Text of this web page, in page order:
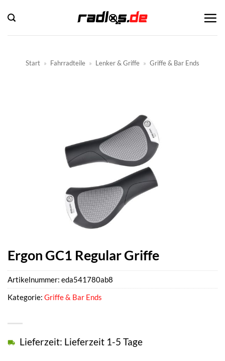
Inhalt
springen
Start » Fahrradteile » Lenker & Griffe » Griffe & Bar Ends
Ergon GC1 Regular Griffe
Lieferzeit: Lieferzeit 1-5 Tage
Artikelnummer: eda541780ab8
Kategorie: Griffe & Bar Ends